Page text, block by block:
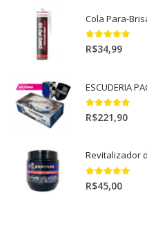
5.00out of
R$34,99
ESCUDERIA
5.00out of
R$221,90
Revitalizador
5.00out of
R$45,00